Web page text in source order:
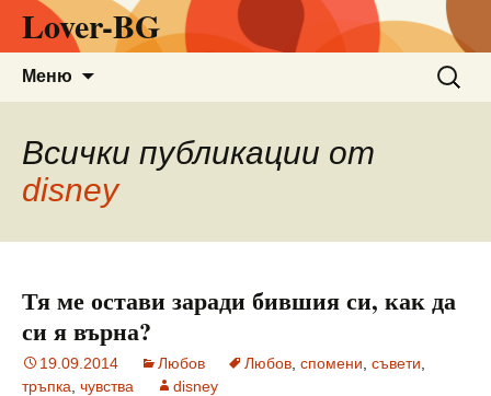
Lover-BG
Меню
за:
Всички публикации от
disney
Тя ме остави заради бившия си, как да
си я върна?
19.09.2014 Любов Любов спомени съвети
тръпка чувства disney